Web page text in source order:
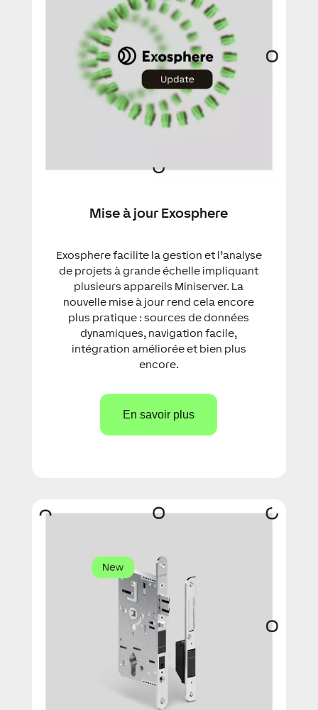
Mise à jour Exosphere
Exosphere facilite la gestion et l’analyse
de projets à grande échelle impliquant
plusieurs appareils Miniserver. La
nouvelle mise à jour rend cela encore
plus pratique : sources de données
dynamiques, navigation facile,
intégration améliorée et bien plus
encore.
En savoir plus